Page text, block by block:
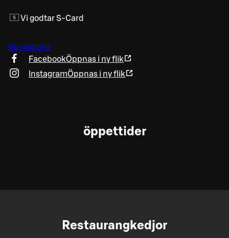
Vi godtar S-Card
Ge respons
FacebookÖppnas i ny flik
InstagramÖppnas i ny flik
öppettider
Restaurangkedjor